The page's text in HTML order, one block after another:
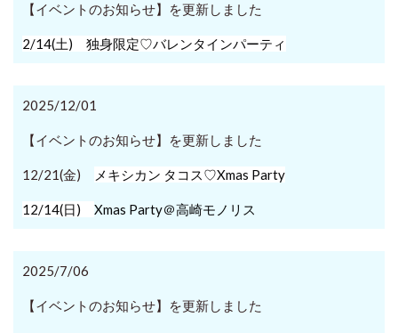
【イベントのお知らせ】を更新しました
2/14(土) 独身限定♡バレンタインパーティ
2025/12/01
【イベントのお知らせ】を更新しました
12/21(金) メキシカン タコス♡Xmas Party
12/14(日) Xmas Party＠高崎モノリス
2025/7/06
【イベントのお知らせ】を更新しました